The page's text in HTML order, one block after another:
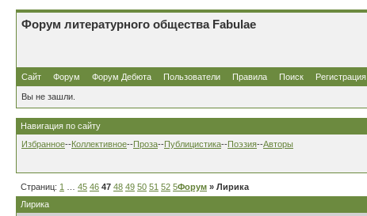
Форум литературного общества Fabulae
Сайт Форум Форум Дебюта Пользователи Правила Поиск Регистрация
Вы не зашли.
Навигация по сайту
Избранное--Коллективное--Проза--Публицистика--Поэзия--Авторы
Страниц: 1 45 46 47 48 49 50 51 52 53…80
Форум » Лирика
Лирика